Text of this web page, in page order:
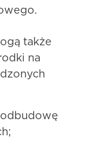
także
na